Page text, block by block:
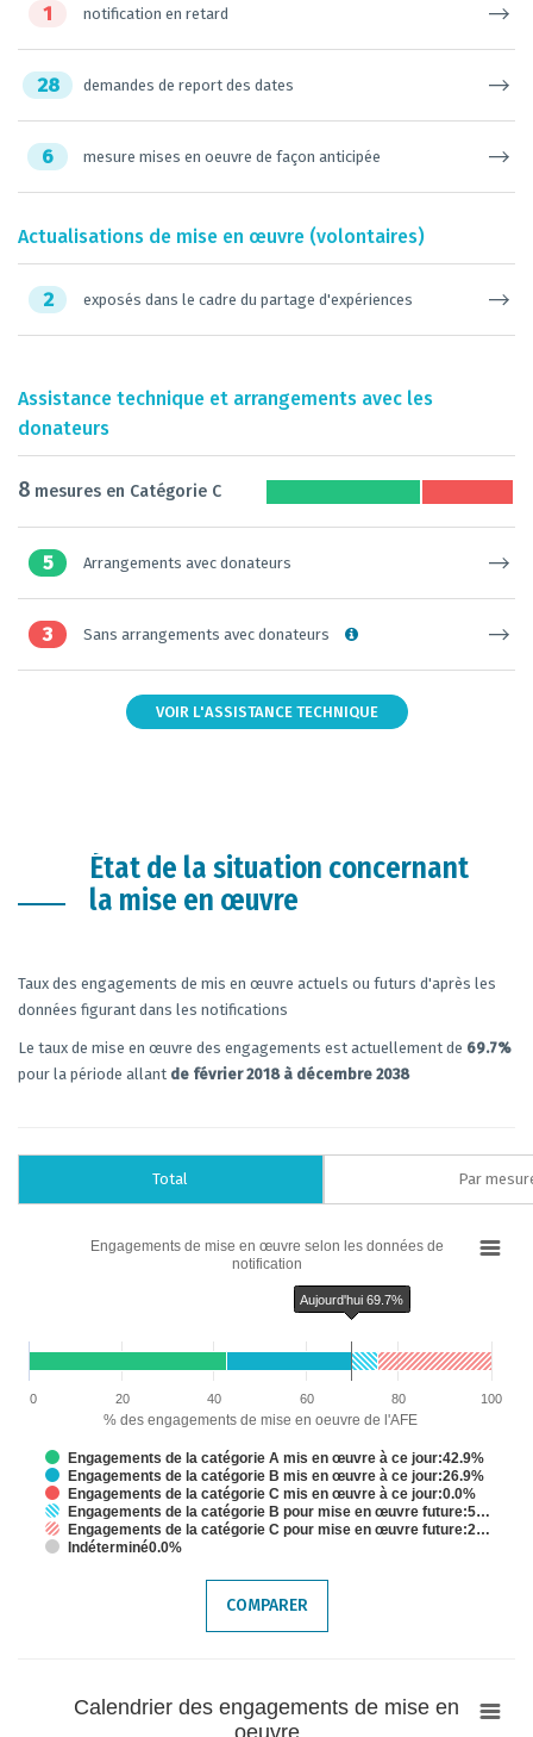
1 notification en retard
28 demandes de report des dates
6 mesure mises en oeuvre de façon anticipée
Actualisations de mise en œuvre (volontaires)
2 exposés dans le cadre du partage d'expériences
Assistance technique et arrangements avec les
donateurs
8 mesures en Catégorie C
5 Arrangements avec donateurs
3 Sans arrangements avec donateurs
VOIR L'ASSISTANCE TECHNIQUE
État de la situation concernant
la mise en œuvre
Taux des engagements de mis en œuvre actuels ou futurs d'après les
données figurant dans les notifications
Le taux de mise en œuvre des engagements est actuellement de 69.7%
pour la période allant de février 2018 à décembre 2038
Total Par
Engagements de mise en œuvre selon les données de notification
The chart has 1 X axis displaying categories.
The chart has 1 Y axis displaying % des engagements de mise en oeuvre
% des engagements de mise en oeuvre de l'AFE
Engagements de mise en œuvre selon les données de
notification
Aujourd'hui 69.7%
Engagements de la catégorie A mis en œuvre à ce jour:42.9%
Engagements de la catégorie B mis en œuvre à ce jour:26.9%
Engagements de la catégorie C mis en œuvre à ce jour:0.0%
Engagements de la catégorie B pour mise en œuvre future:5…
Engagements de la catégorie C pour mise en œuvre future:2…
Indéterminé0.0%
0 20 40 60 80 100
COMPARER
Calendrier des engagements de mise en
oeuvre